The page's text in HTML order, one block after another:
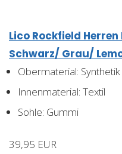
Lico Rockfield
Schwarz/ Grau/
Obermaterial: Synthetik
Innenmaterial: Textil
Sohle: Gummi
39,95 EUR